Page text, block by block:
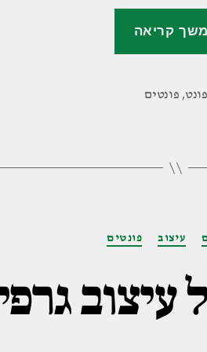
קריאה
והשפעתו
העברית"
פונט, פונטים
עיצוב פונטים
עיצוב